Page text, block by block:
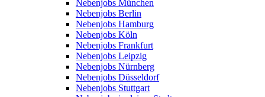
Nebenjobs München
Nebenjobs Berlin
Nebenjobs Hamburg
Nebenjobs Köln
Nebenjobs Frankfurt
Nebenjobs Leipzig
Nebenjobs Nürnberg
Nebenjobs Düsseldorf
Nebenjobs Stuttgart